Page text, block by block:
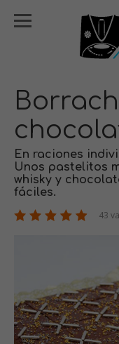
En raciones
Unos pastelitos
whisky y
fáciles.
43